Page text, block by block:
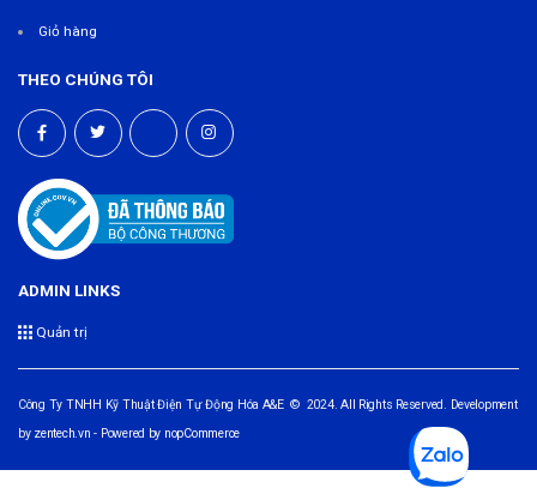
Giỏ hàng
THEO CHÚNG TÔI
ADMIN LINKS
Quản trị
Công Ty TNHH Kỹ Thuật Điện Tự Động Hóa A&E © 2024. All Rights Reserved. Development
by zentech.vn - Powered by nopCommerce